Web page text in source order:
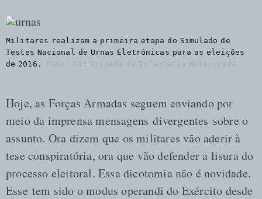
Militares realizam a primeira etapa do Simulado de
Testes Nacional de Urnas Eletrônicas para as eleições
de 2016.
Foto: 14ª Brigada de Infantaria Motorizada
Hoje, as Forças Armadas seguem enviando por
meio da imprensa mensagens divergentes sobre o
assunto. Ora dizem que os militares vão aderir à
tese conspiratória, ora que vão defender a lisura do
processo eleitoral. Essa dicotomia não é novidade.
Esse tem sido o modus operandi do Exército desde